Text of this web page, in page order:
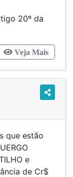
20º da
Veja Mais
que estão
e
de Cr$